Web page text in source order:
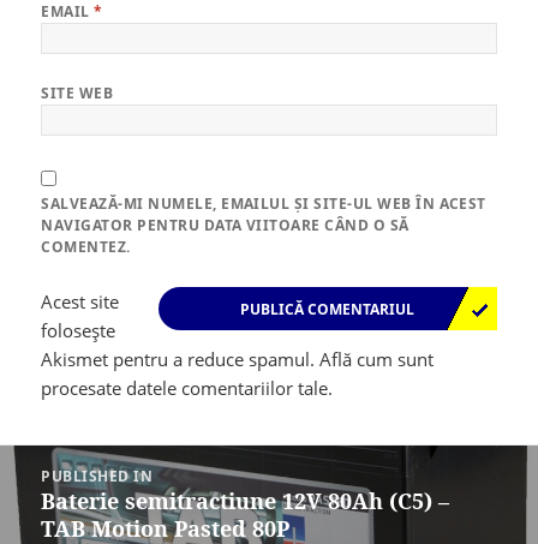
EMAIL*
SITE WEB
SALVEAZĂ-MI NUMELE, EMAILUL ȘI SITE-UL WEB ÎN ACEST
NAVIGATOR PENTRU DATA VIITOARE CÂND O SĂ
COMENTEZ.
Acest site
folosește
Akismet pentru a reduce spamul.Află cum sunt
procesate datele comentariilor tale.
Navigare
în
articole
PUBLISHED IN
Baterie semitractiune 12V 80Ah (C5) –
TAB Motion Pasted 80P